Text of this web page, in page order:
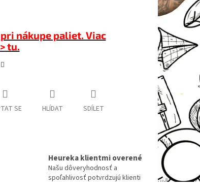
nákupe paliet. Viac
tu.
SE HLÍDAT SDÍLET
Heureka klientmi overené
Našu dôveryhodnosť a
spoľahlivosť potvrdzujú klienti